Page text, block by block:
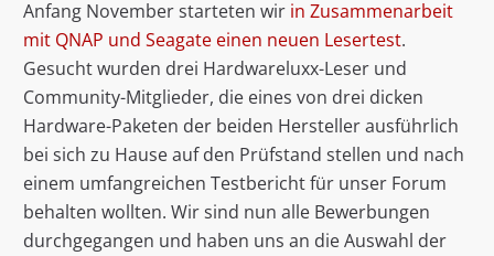
Anfang November starteten wir in Zusammenarbeit
mit QNAP und Seagate einen neuen Lesertest.
Gesucht wurden drei Hardwareluxx-Leser und
Community-Mitglieder, die eines von drei dicken
Hardware-Paketen der beiden Hersteller ausführlich
bei sich zu Hause auf den Prüfstand stellen und nach
einem umfangreichen Testbericht für unser Forum
behalten wollten. Wir sind nun alle Bewerbungen
durchgegangen und haben uns an die Auswahl der